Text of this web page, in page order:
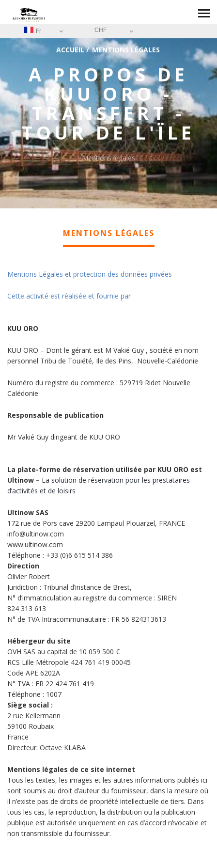
Fr CHF
ACCUEIL/ MENTIONS LÉGALES
A PROPOS DE
KUU ORO -
TRANSFERT -
TOUR DE L'ÏLE
Mentions légales
MENTIONS LÉGALES
Mentions Légales et protection des données privées
Cette activité est réalisée et fournie par
KUU ORO
KUU ORO – Dont le gérant est M Vakié Guy , société en nom
personnel Tribu de Touiété, Ile des Pins, Nouvelle-Calédonie
Numéro du registre du commerce : 529719 Ridet Nouvelle
Calédonie
Responsable de publication
Mr Vakié Guy dirigeant de KUU ORO
La plate-forme de réservation utilisée par KUU ORO est
Ultinow – La solution de réservation pour les prestataires
d’activités et de loisirs
Ultinow SAS
172 rue de Pors cave 29200 Lampaul Plouarzel, FRANCE
info@ultinow.com
www.ultinow.com
Téléphone : +33 (0)6 615 514 386
Direction
Olivier Robert
Juridiction : Tribunal d’instance de Brest,
N° d’immatriculation au registre du commerce : SIREN
824 313 613
N° de TVA Intracommunautaire : FR 56 824313613
Hébergeur du site
OVH SAS au capital de 10 059 500 €
RCS Lille Métropole 424 761 419 00045
Code APE 6202A
N° TVA : FR 22 424 761 419
Téléphone : 1007
Siège social :
2 rue Kellermann
59100 Roubaix
France
Directeur: Octave KLABA
Mentions légales de ce site internet
Tous les textes, les images et les autres informations publiés ici
sont soumis au droit d’auteur du fournisseur, dans la mesure où
il n’existe pas de droits de propriété intellectuelle de tiers. Dans
tous les cas, la reproduction, la distribution ou la publication
publique est autorisée uniquement en cas d’accord révocable et
non transmissible du fournisseur.